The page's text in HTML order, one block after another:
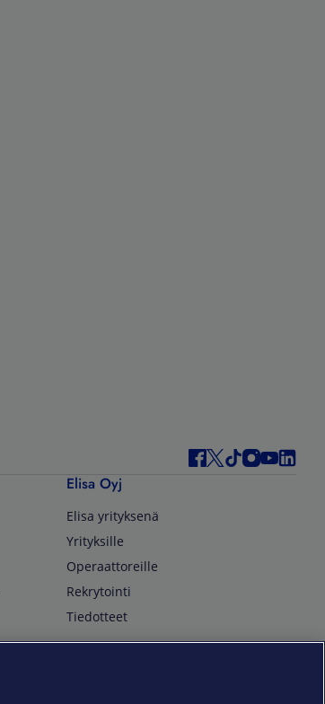
Elisa Oyj
Elisa yrityksenä
Yrityksille
Operaattoreille
Rekrytointi
Tiedotteet